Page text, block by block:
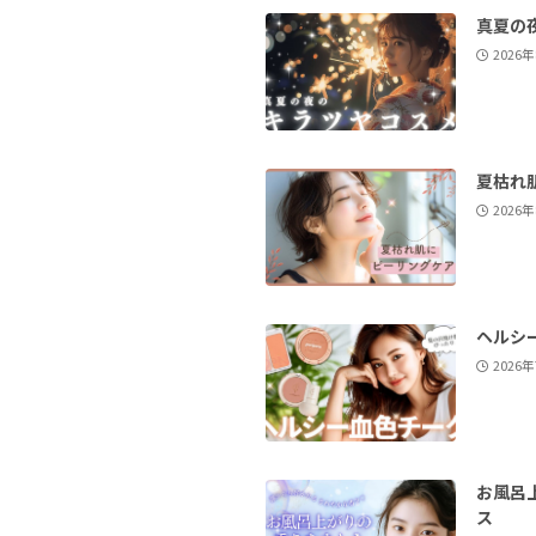
真夏の
2026
夏枯れ
2026
ヘルシ
2026
お風呂
ス